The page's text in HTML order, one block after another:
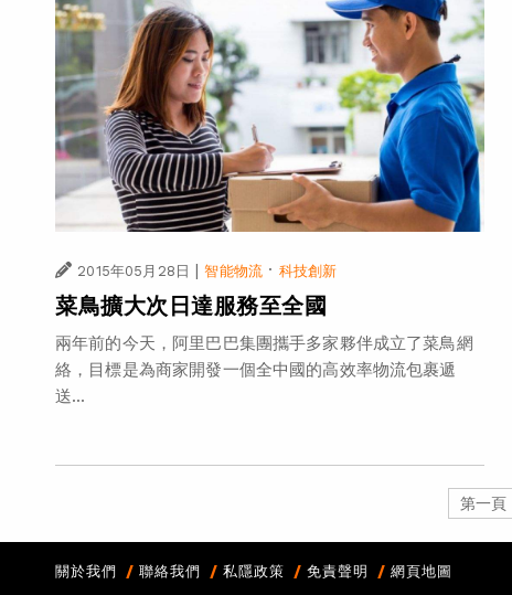
2015年05月28日 | 智能物流 · 科技創新
菜鳥擴大次日達服務至全國
兩年前的今天，阿里巴巴集團攜手多家夥伴成立了菜鳥網
絡，目標是為商家開發一個全中國的高效率物流包裹遞
送...
第一頁
關於我們 聯絡我們 私隱政策 免責聲明
網頁地圖